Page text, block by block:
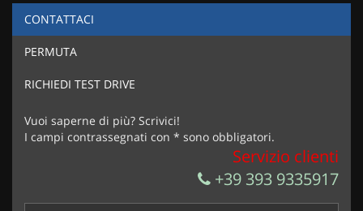
CONTATTACI
PERMUTA
RICHIEDI TEST DRIVE
Vuoi saperne di più? Scrivici!
I campi contrassegnati con * sono obbligatori.
Servizio clienti
+39 393 9335917